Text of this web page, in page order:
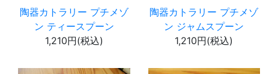
陶器カトラリー プチメゾ
ン ティースプーン
1,210円(税込)
陶器カトラリー プチメゾ
ン ジャムスプーン
1,210円(税込)